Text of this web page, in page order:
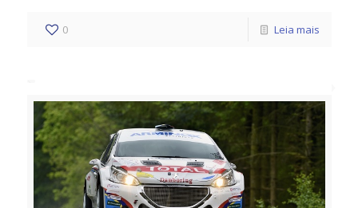
0 Leia mais